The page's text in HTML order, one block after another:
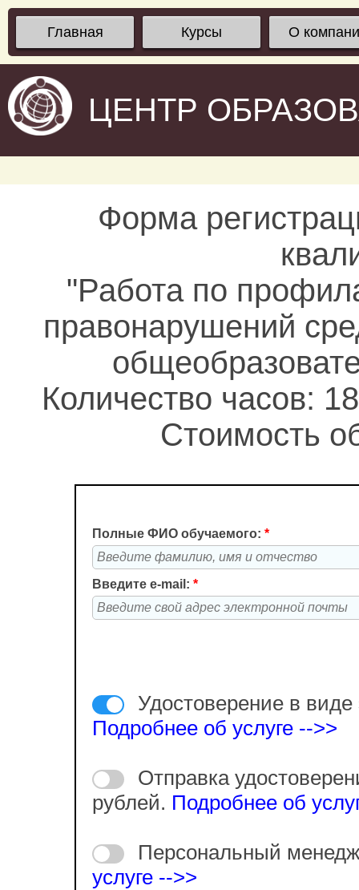
Главная Курсы О
ЦЕНТР
Форма
"Работа по
правонарушений
Количество часов:
Стоимость
Полные ФИО обучаемого: *
Введите e-mail: *
Удостоверение в виде
Подробнее об услуге -->>
Отправка
рублей. Подробнее об
Персональный
услуге -->>